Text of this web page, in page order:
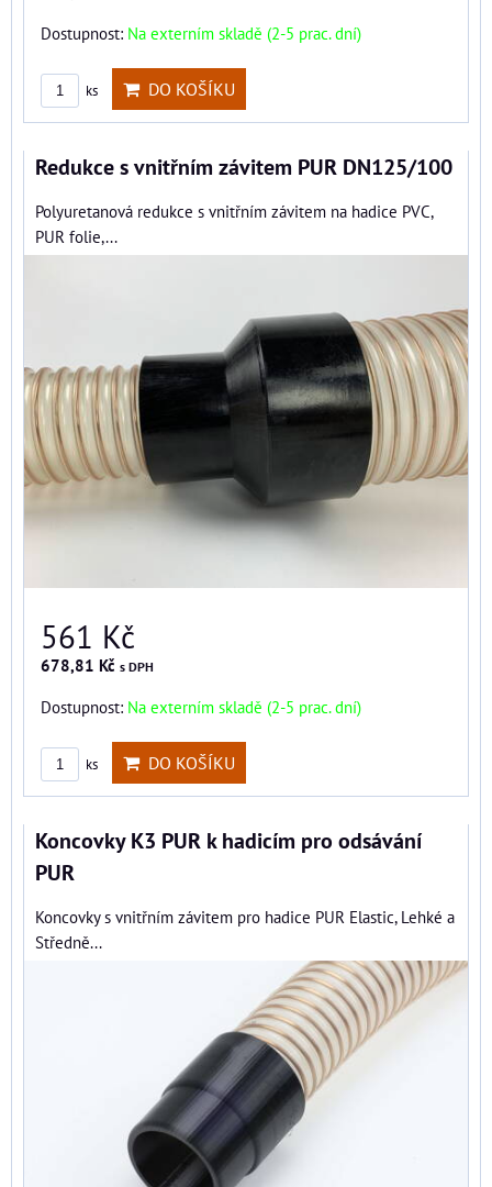
Dostupnost: Na externím skladě (2-5 prac. dní)
ks DO KOŠÍKU
Redukce s vnitřním závitem PUR DN125/100
Polyuretanová redukce s vnitřním závitem na hadice PVC,
PUR folie,...
561 Kč
678,81 Kč s DPH
Dostupnost: Na externím skladě (2-5 prac. dní)
ks DO KOŠÍKU
Koncovky K3 PUR k hadicím pro odsávání
PUR
Koncovky s vnitřním závitem pro hadice PUR Elastic, Lehké a
Středně...